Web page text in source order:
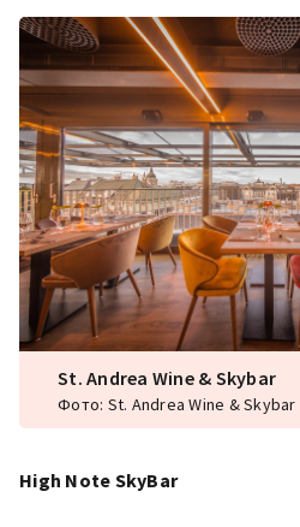
St. Andrea Wine & Skybar
Фото: St. Andrea Wine & Skybar
High Note SkyBar